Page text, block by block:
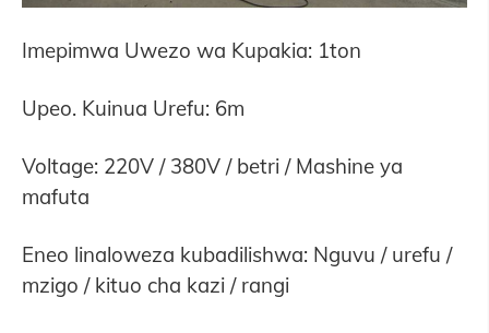
Imepimwa Uwezo wa Kupakia: 1ton
Upeo. Kuinua Urefu: 6m
Voltage: 220V / 380V / betri / Mashine ya
mafuta
Eneo linaloweza kubadilishwa: Nguvu / urefu /
mzigo / kituo cha kazi / rangi